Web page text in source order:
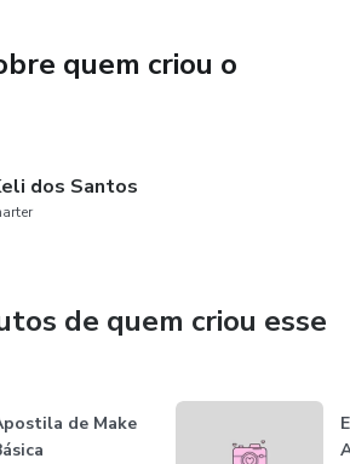
quem criou o
dos Santos
de quem criou esse
de Make